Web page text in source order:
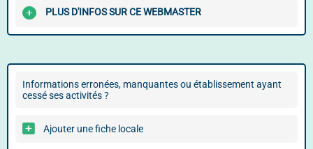
PLUS D'INFOS SUR CE WEBMASTER
Informations erronées, manquantes ou établissement ayant
cessé ses activités ?
Ajouter une fiche locale